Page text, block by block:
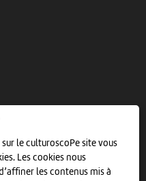
le culturoscoPe site vous
Les cookies nous
les contenus mis à